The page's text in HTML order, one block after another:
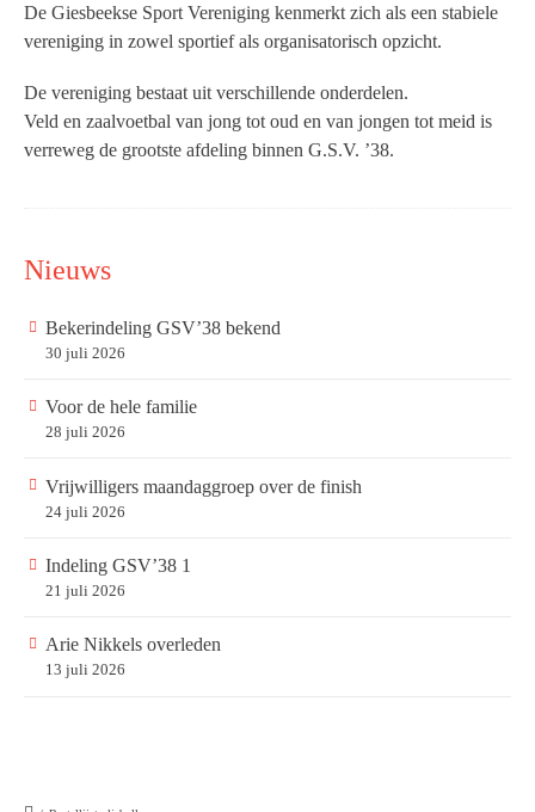
De Giesbeekse Sport Vereniging kenmerkt zich als een stabiele
vereniging in zowel sportief als organisatorisch opzicht.
De vereniging bestaat uit verschillende onderdelen.
Veld en zaalvoetbal van jong tot oud en van jongen tot meid is
verreweg de grootste afdeling binnen G.S.V. ’38.
Nieuws
Bekerindeling GSV’38 bekend
30 juli 2026
Voor de hele familie
28 juli 2026
Vrijwilligers maandaggroep over de finish
24 juli 2026
Indeling GSV’38 1
21 juli 2026
Arie Nikkels overleden
13 juli 2026